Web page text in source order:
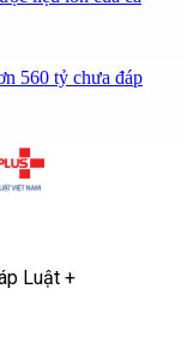
560 tỷ chưa đáp
Luật +